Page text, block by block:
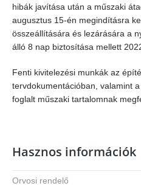
hibák javítása után a műszaki
augusztus 15-én megindításra
összeállítására és lezárására a
álló 8 nap biztosítása mellett
Fenti kivitelezési munkák az
tervdokumentációban, valamint
foglalt műszaki tartalomnak
Hasznos információk
Orvosi rendelő